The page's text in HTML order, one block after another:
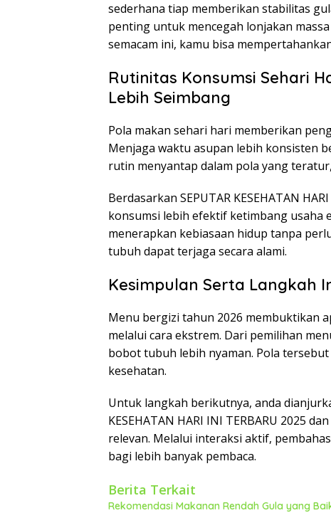
sederhana tiap memberikan stabilitas
penting untuk mencegah lonjakan
semacam ini, kamu bisa
Rutinitas Konsumsi Sehari
Lebih Seimbang
Pola makan sehari hari memberikan
Menjaga waktu asupan lebih konsisten
rutin menyantap dalam pola yang
Berdasarkan SEPUTAR KESEHATAN
konsumsi lebih efektif ketimbang usaha
menerapkan kebiasaan hidup tanpa
tubuh dapat terjaga secara alami.
Kesimpulan Serta Langkah
Menu bergizi tahun 2026 membuktikan
melalui cara ekstrem. Dari pemilihan
bobot tubuh lebih nyaman. Pola
kesehatan.
Untuk langkah berikutnya, anda
KESEHATAN HARI INI TERBARU 2025
relevan. Melalui interaksi aktif,
bagi lebih banyak pembaca.
Berita Terkait
Rekomendasi Makanan Rendah Gula yang